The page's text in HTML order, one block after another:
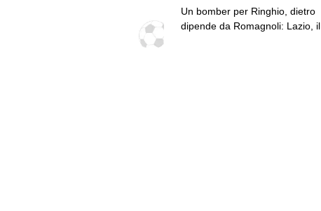
Un bomber per Ringhio, dietro
dipende da Romagnoli: Lazio, il